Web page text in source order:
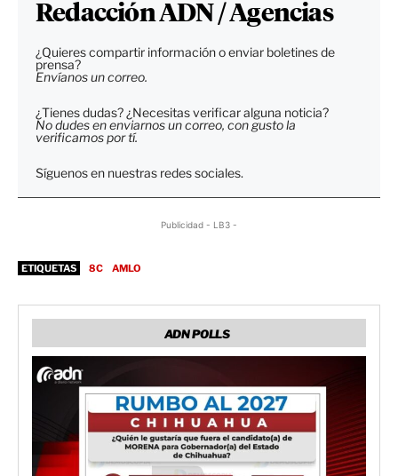
Redacción ADN / Agencias
¿Quieres compartir información o enviar boletines de
prensa?
Envíanos un correo.
¿Tienes dudas? ¿Necesitas verificar alguna noticia?
No dudes en enviarnos un correo, con gusto la
verificamos por tí.
Síguenos en nuestras redes sociales.
Publicidad - LB3 -
ETIQUETAS 8C AMLO
ADN POLLS